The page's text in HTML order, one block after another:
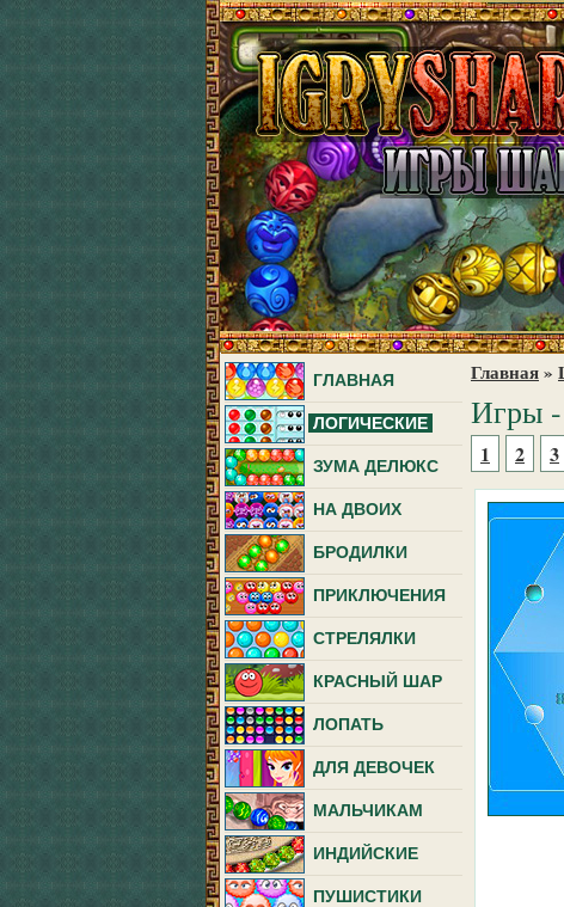
ГЛАВНАЯ
ЛОГИЧЕСКИЕ
ЗУМА ДЕЛЮКС
НА ДВОИХ
БРОДИЛКИ
ПРИКЛЮЧЕНИЯ
СТРЕЛЯЛКИ
КРАСНЫЙ ШАР
ЛОПАТЬ
ДЛЯ ДЕВОЧЕК
МАЛЬЧИКАМ
ИНДИЙСКИЕ
ПУШИСТИКИ
Главная»
Игры
1 2 3